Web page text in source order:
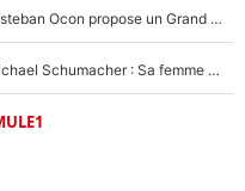
Comme pour le final du Tour de France, Esteban Ocon propose un Grand Prix de Formule 1 à Paris : «Autour de l’Arc de Triomphe, ce serait génial» !
Nouvelle rumeur autour de la santé de Michael Schumacher : Sa femme Corinna sort du silence